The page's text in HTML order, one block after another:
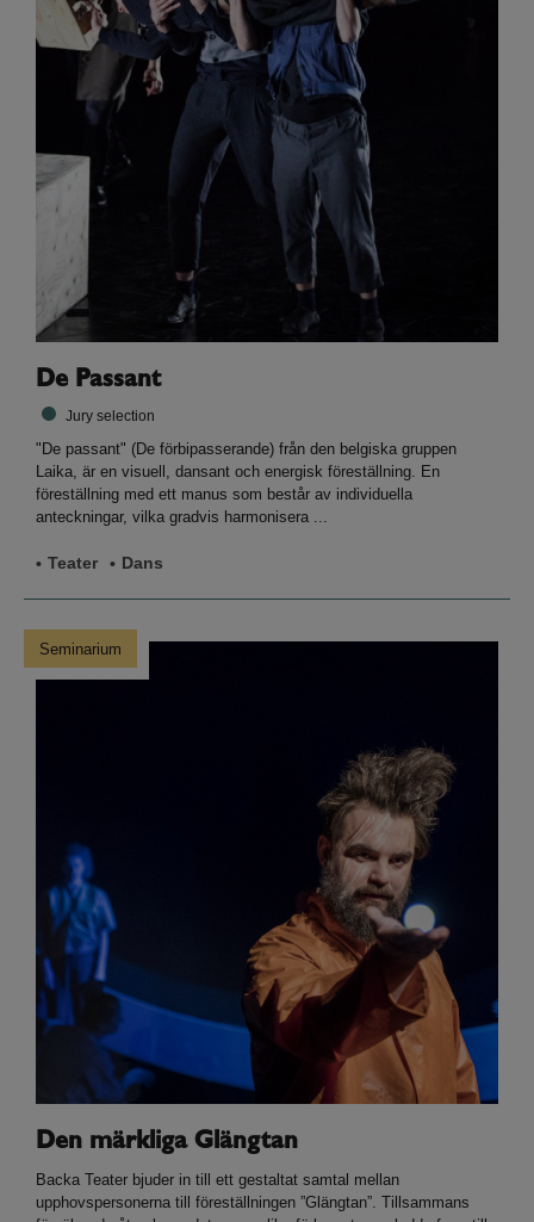
De Passant
Jury selection
"De passant" (De förbipasserande) från den belgiska gruppen
Laika, är en visuell, dansant och energisk föreställning. En
föreställning med ett manus som består av individuella
anteckningar, vilka gradvis harmonisera ...
Teater Dans
Den märkliga Glängtan
Seminarium
Backa Teater bjuder in till ett gestaltat samtal mellan
upphovspersonerna till föreställningen ”Glängtan”. Tillsammans